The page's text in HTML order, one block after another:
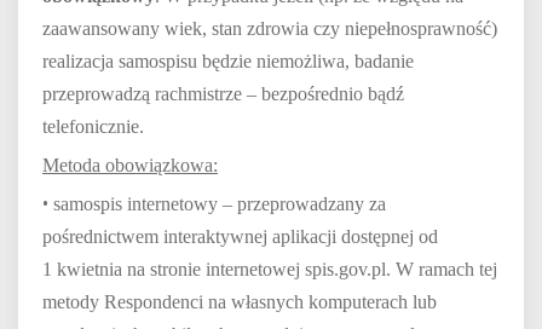
zaawansowany wiek, stan zdrowia czy niepełnosprawność)
realizacja samospisu będzie niemożliwa, badanie
przeprowadzą rachmistrze – bezpośrednio bądź
telefonicznie.
Metoda obowiązkowa:
• samospis internetowy – przeprowadzany za
pośrednictwem interaktywnej aplikacji dostępnej od
1 kwietnia na stronie internetowej spis.gov.pl. W ramach tej
metody Respondenci na własnych komputerach lub